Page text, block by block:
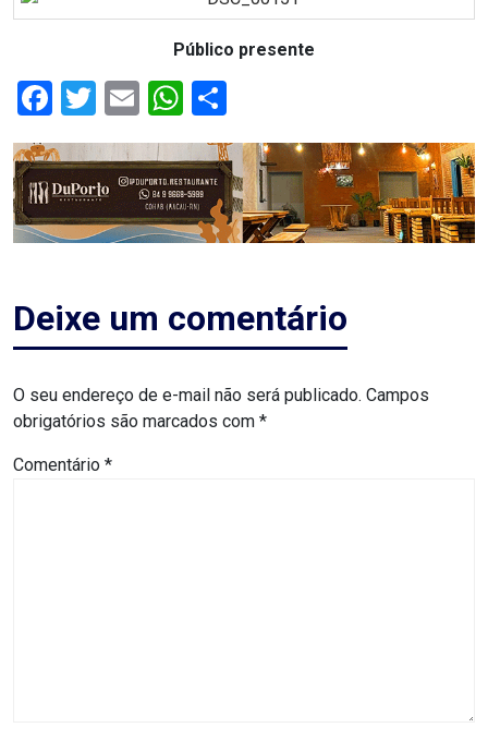
FEDERAL
CÂMARA
MUNICIPAL
DE
MACAU
DE
BLOCOS
CAPACITAÇÃO
CARNAUBAIS
Público presente
Facebook
Twitter
EmailWhatsApp
Deixe um comentário
O seu endereço de e-mail não será publicado. Campos
obrigatórios são marcados com *
Comentário *